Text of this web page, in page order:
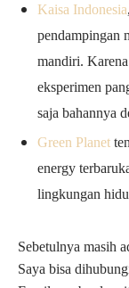
Kaisa Indonesia
pendampingan
mandiri.
eksperimen
saja bahannya
Green Planet
energy
lingkungan
Sebetulnya masih
Saya bisa